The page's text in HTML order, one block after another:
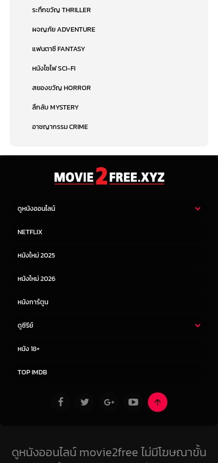
ระทึกขวัญ THRILLER
ผจญภัย ADVENTURE
แฟนตาซี FANTASY
หนังไซไฟ SCI-FI
สยองขวัญ HORROR
ลึกลับ MYSTERY
อาชญากรรม CRIME
ดูหนังออนไลน์
หนังจีน
NETFLIX
หนังใหม่ 2025
หนังใหม่ 2026
หนังการ์ตูน
ดูซีรีย์
หนัง 18+
TOP IMDB
ดูหนังออนไลน์ movie2free ไม่มีโฆษณาขั้น